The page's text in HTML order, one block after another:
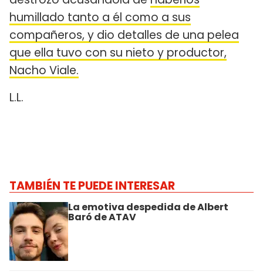
humillado tanto a él como a sus
compañeros, y dio detalles de una pelea
que ella tuvo con su nieto y productor,
Nacho Viale.
L.L.
TAMBIÉN TE PUEDE INTERESAR
La emotiva despedida de Albert
Baró de ATAV